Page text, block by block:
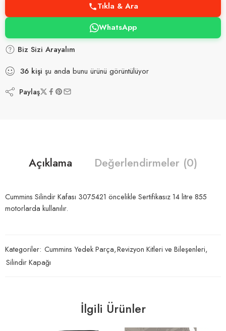
Tıkla & Ara
WhatsApp
Biz Sizi Arayalım
36 kişi şu anda bunu ürünü görüntülüyor
Paylaş
Açıklama Değerlendirmeler (0)
Cummins Silindir Kafası 3075421 öncelikle Sertifikasız 14 litre 855
motorlarda kullanılır.
Kategoriler: Cummins Yedek Parça,Revizyon Kitleri ve Bileşenleri,
Silindir Kapağı
İlgili Ürünler